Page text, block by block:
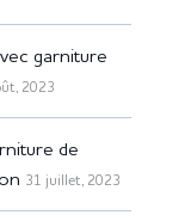
garniture
2023
de
31 juillet, 2023